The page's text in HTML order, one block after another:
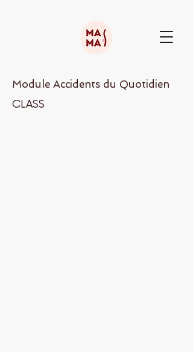
Module Accidents du Quotidien
CLASS